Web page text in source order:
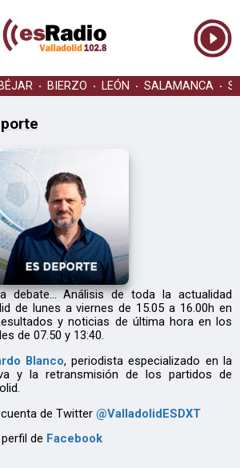
BIERZO LEÓN SALAMANCA
debate... Análisis de toda la actualidad
de lunes a viernes de 15.05 a 16.00h en
y noticias de última hora en los
de 07.50 y 13:40.
Blanco, periodista especializado en la
y la retransmisión de los partidos de
de Twitter @ValladolidESDXT
de Facebook